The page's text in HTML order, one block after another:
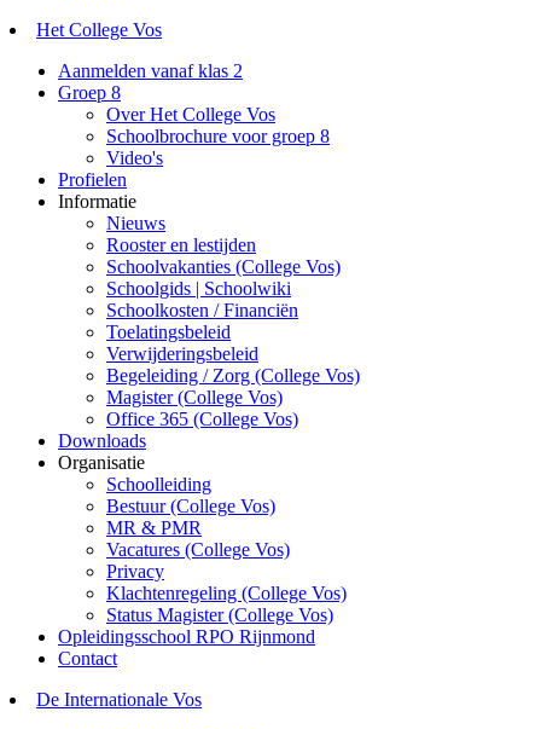
Het College Vos
Aanmelden vanaf klas 2
Groep 8
Over Het College Vos
Schoolbrochure voor groep 8
Video's
Profielen
Informatie
Nieuws
Rooster en lestijden
Schoolvakanties (College Vos)
Schoolgids | Schoolwiki
Schoolkosten / Financiën
Toelatingsbeleid
Verwijderingsbeleid
Begeleiding / Zorg (College Vos)
Magister (College Vos)
Office 365 (College Vos)
Downloads
Organisatie
Schoolleiding
Bestuur (College Vos)
MR & PMR
Vacatures (College Vos)
Privacy
Klachtenregeling (College Vos)
Status Magister (College Vos)
Opleidingsschool RPO Rijnmond
Contact
De Internationale Vos